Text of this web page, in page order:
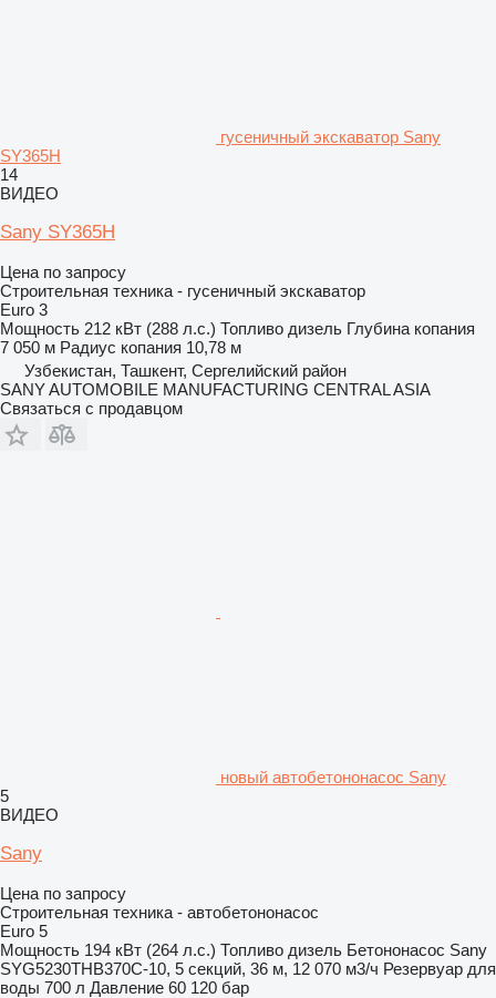
гусеничный экскаватор Sany
SY365H
14
ВИДЕО
Sany SY365H
Цена по запросу
Строительная техника - гусеничный экскаватор
Euro 3
Мощность 212 кВт (288 л.с.) Топливо дизель Глубина копания
7 050 м Радиус копания 10,78 м
Узбекистан, Ташкент, Сергелийский район
SANY AUTOMOBILE MANUFACTURING CENTRAL ASIA
Связаться с продавцом
новый автобетононасос Sany
5
ВИДЕО
Sany
Цена по запросу
Строительная техника - автобетононасос
Euro 5
Мощность 194 кВт (264 л.с.) Топливо дизель Бетононасос Sany
SYG5230THB370C-10, 5 секций, 36 м, 12 070 м3/ч Резервуар для
воды 700 л Давление 60 120 бар